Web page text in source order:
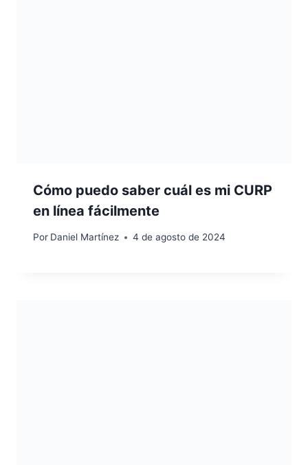
Cómo puedo saber cuál es mi CURP
en línea fácilmente
Por Daniel Martínez 4 de agosto de 2024